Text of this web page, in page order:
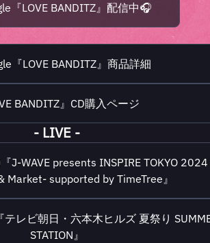
『LOVE BANDITZ』配信中🎧
『LOVE BANDITZ』商品詳細
BANDITZ』CD購入ページ
- LIVE -
J-WAVE presents INSPIRE TOKYO
Market- supported by TimeTree』
レビ朝日・六本木ヒルズ 夏祭り
STATION』